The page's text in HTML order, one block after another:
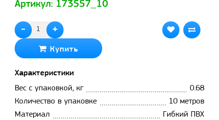
Артикул: 173557_10
- +
Купить
Характеристики
Вес с упаковкой, кг
0.68
Количество в упаковке
10 метров
Материал
Гибкий ПВХ